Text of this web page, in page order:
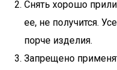
Снять хорошо
ее, не получится.
порче изделия.
Запрещено